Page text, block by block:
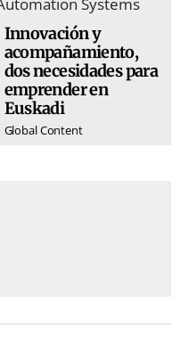
Innovación y
acompañamiento,
dos necesidades para
emprender en
Euskadi
Global Content